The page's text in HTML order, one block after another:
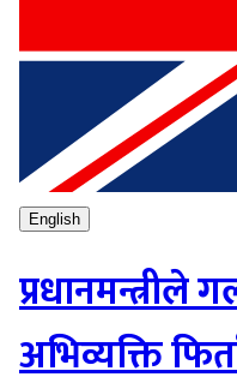
English
प्रधानमन्त्रीले
अभिव्यक्ति